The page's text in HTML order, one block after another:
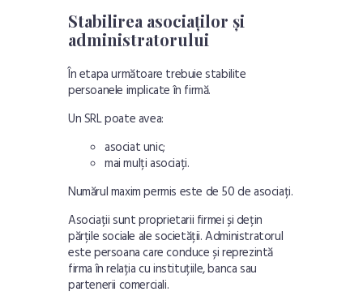
Stabilirea asociaților și
administratorului
În etapa următoare trebuie stabilite
persoanele implicate în firmă.
Un SRL poate avea:
asociat unic;
mai mulți asociați.
Numărul maxim permis este de 50 de asociați.
Asociații sunt proprietarii firmei și dețin
părțile sociale ale societății. Administratorul
este persoana care conduce și reprezintă
firma în relația cu instituțiile, banca sau
partenerii comerciali.